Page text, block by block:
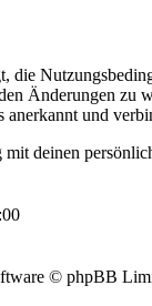
die
Änderungen zu
anerkannt und
deinen
© phpBB